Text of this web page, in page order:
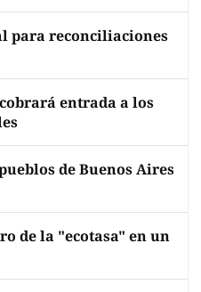
para reconciliaciones
entrada a los
de Buenos Aires
de la "ecotasa" en un